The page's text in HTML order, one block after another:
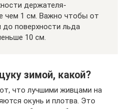
держателя-
чем 1 см. Важно чтобы от
до поверхности льда
10 см.
зимой, какой?
что лучшими живцами на
окунь и плотва. Это